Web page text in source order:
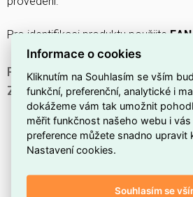
Pro identifikaci produktu použijte
PROČ SI VYBRAT TENTO KRYT
ZÁSUVKY?
Kryt určený prodvě přímé
vhodný tam, kde je potřeba
Součástproduktové řady Zoni
Vyrobeno výrobcemABB, což
Informace o cookies
Kliknutím na Souhlasím se vším
funkční, preferenční, analytické i
dokážeme vám tak umožnit
měřit funkčnost našeho webu i
preference můžete snadno upravit
Nastavení cookies.
Souhlasím se